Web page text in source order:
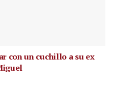
con un cuchillo a su ex